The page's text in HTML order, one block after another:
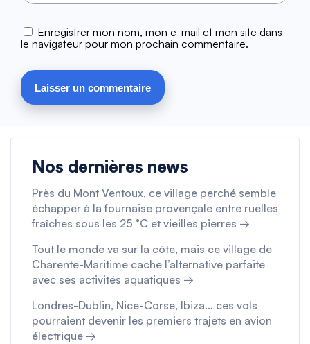
Enregistrer mon nom, mon e-mail et mon site dans
le navigateur pour mon prochain commentaire.
Nos dernières news
Près du Mont Ventoux, ce village perché semble
échapper à la fournaise provençale entre ruelles
fraîches sous les 25 °C et vieilles pierres →
Tout le monde va sur la côte, mais ce village de
Charente-Maritime cache l’alternative parfaite
avec ses activités aquatiques →
Londres-Dublin, Nice-Corse, Ibiza… ces vols
pourraient devenir les premiers trajets en avion
électrique →